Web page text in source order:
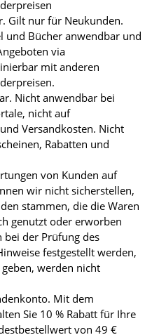
Gilt nur für Neukunden.
und Bücher anwendbar und
via
mit anderen
Nicht anwendbar bei
nicht auf
Versandkosten. Nicht
Rabatten und
von Kunden auf
wir nicht sicherstellen,
stammen, die die Waren
genutzt oder erworben
bei der Prüfung des
festgestellt werden,
werden nicht
Mit dem
Sie 10 % Rabatt für Ihre
von 49 €